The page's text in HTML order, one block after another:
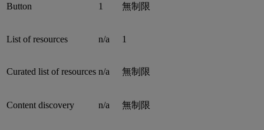
Button 1 無制限
List of resources n/a 1
Curated list of resources n/a 無制限
Content discovery n/a 無制限